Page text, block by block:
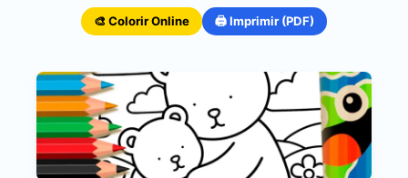
🎨 Colorir Online 🖨️ Imprimir (PDF)